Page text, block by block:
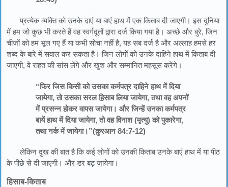
प्रत्येक व्यक्ति को उनके दाएं या बाएं हाथ में एक किताब दी जाएगी। इस दुनिया
में हम जो कुछ भी करते हैं वह स्वर्गदूतों द्वारा दर्ज किया गया है। अच्छे और बुरे, जिन
चीजों को हम भूल गए हैं या कभी सोचा नहीं है, यह सब दर्ज है और अल्लाह हमसे हर
शब्द के बारे में सवाल कर सकता है। जिन लोगों को उनके दाहिने हाथ में किताब दी
जाएगी, वे राहत की सांस लेंगे और खुश और सम्मानित महसूस करेंगे।
“फिर जिस किसी को उसका कर्मपत्र दाहिने हाथ में दिया
जायेगा, तो उसका सरल ह़िसाब लिया जायेगा, तथा वह अपनों
में प्रसन्न होकर वापस जायेगा। और जिन्हें उनका कर्मपत्र
बायें हाथ में दिया जायेगा, तो वह विनाश (मृत्यु) को पुकारेगा,
तथा नर्क में जायेगा।”(क़ुरआन 84:7-12)
लेकिन दुख की बात है कि कई लोगों को उनकी किताब उनके बाएं हाथ में या पीठ
के पीछे से दी जाएगी। और डर बढ़ जायेगा।
हिसाब-किताब